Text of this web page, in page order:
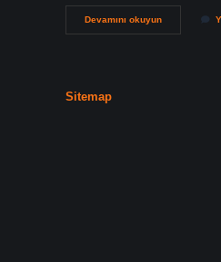
Devamını okuyunE-
Devlet
Sitemap